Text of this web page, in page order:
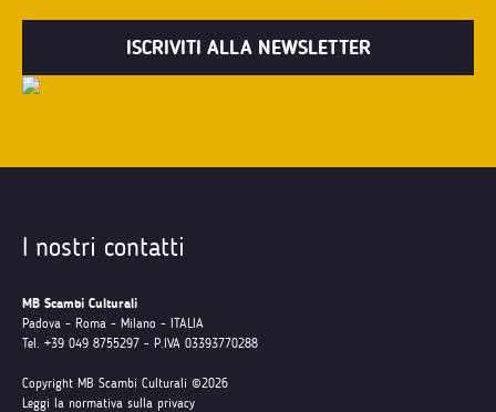
I nostri contatti
MB Scambi Culturali
Padova - Roma - Milano - ITALIA
Tel. +39 049 8755297 - P.IVA 03393770288
Copyright MB Scambi Culturali ©2026
Leggi la normativa sulla privacy